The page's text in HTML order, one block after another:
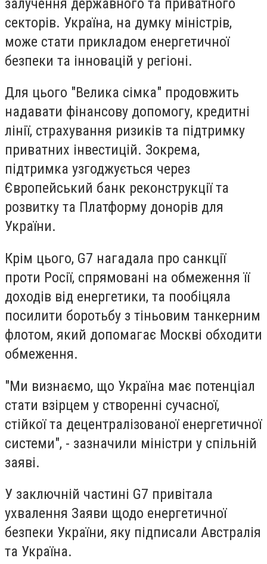
залучення державного та приватного
секторів. Україна, на думку міністрів,
може стати прикладом енергетичної
безпеки та інновацій у регіоні.
Для цього "Велика сімка" продовжить
надавати фінансову допомогу, кредитні
лінії, страхування ризиків та підтримку
приватних інвестицій. Зокрема,
підтримка узгоджується через
Європейський банк реконструкції та
розвитку та Платформу донорів для
України.
Крім цього, G7 нагадала про санкції
проти Росії, спрямовані на обмеження її
доходів від енергетики, та пообіцяла
посилити боротьбу з тіньовим танкерним
флотом, який допомагає Москві обходити
обмеження.
"Ми визнаємо, що Україна має потенціал
стати взірцем у створенні сучасної,
стійкої та децентралізованої енергетичної
системи", - зазначили міністри у спільній
заяві.
У заключній частині G7 привітала
ухвалення Заяви щодо енергетичної
безпеки України, яку підписали Австралія
та Україна.